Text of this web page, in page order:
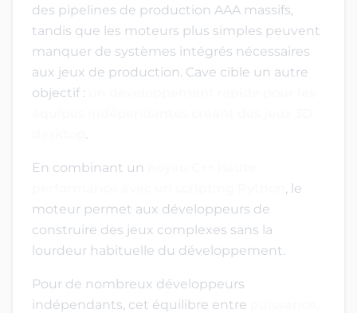
des pipelines de production AAA massifs,
tandis que les moteurs plus simples peuvent
manquer de systèmes intégrés nécessaires
aux jeux de production. Cave cible un autre
objectif :
.
En combinant un
, le
moteur permet aux développeurs de
construire des jeux complexes sans la
lourdeur habituelle du développement.
Pour de nombreux développeurs
indépendants, cet équilibre entre